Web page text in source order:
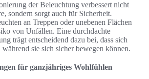
der Beleuchtung verbessert nicht
sondern sorgt auch für Sicherheit.
an Treppen oder unebenen Flächen
von Unfällen. Eine durchdachte
trägt entscheidend dazu bei, dass sich
sie sich sicher bewegen können.
für ganzjähriges Wohlfühlen